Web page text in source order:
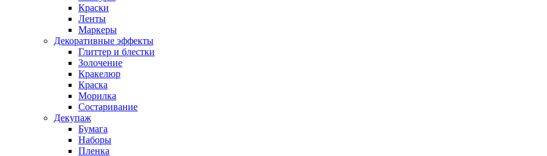
Краски
Ленты
Маркеры
Декоративные эффекты
Глиттер и блестки
Золочение
Кракелюр
Краска
Морилка
Состаривание
Декупаж
Бумага
Наборы
Пленка